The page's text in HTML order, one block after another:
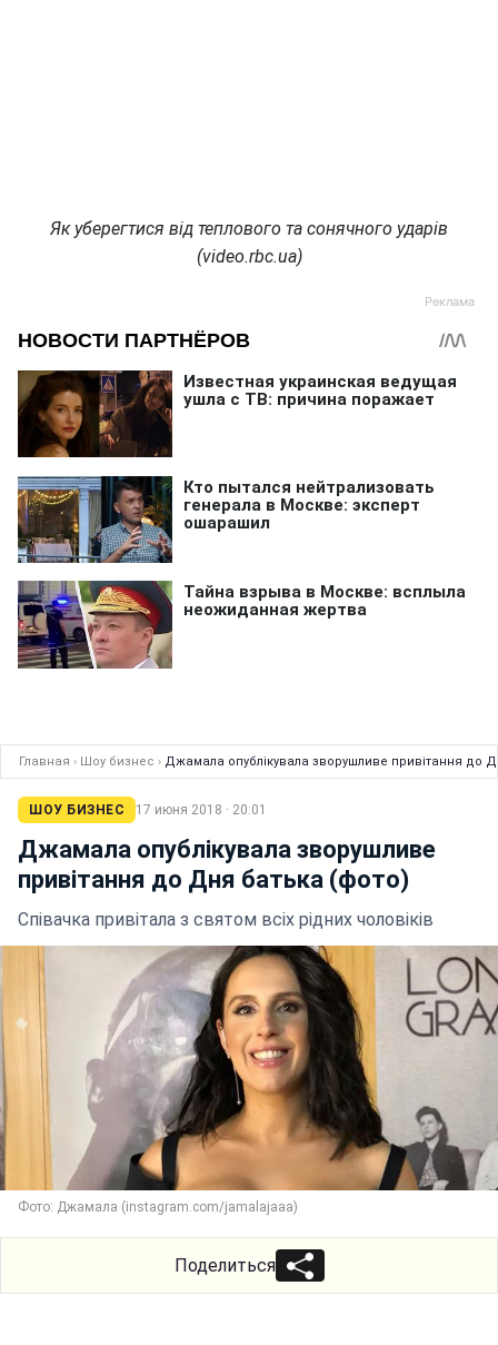
Як уберегтися від теплового та сонячного ударів
(video.rbc.ua)
Главная › Шоу бизнес › Джамала опублікувала зворушливе привітання до
ШОУ БИЗНЕС 17 июня 2018 · 20:01
Джамала опублікувала зворушливе
привітання до Дня батька (фото)
Співачка привітала з святом всіх рідних чоловіків
Фото: Джамала (instagram.com/jamalajaaa)
Поделиться